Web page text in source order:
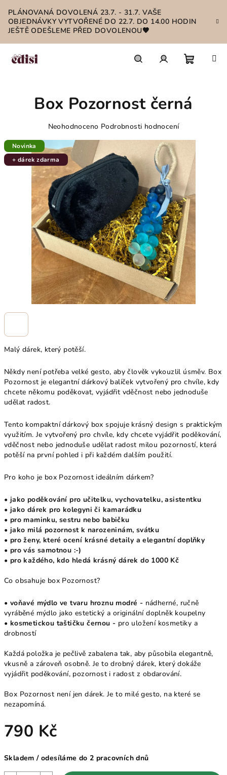
obsah
PLÁNOVANÁ DOVOLENÁ 23.7. - 31.7. VAŠE
OBJEDNÁVKY VYTVOŘENÉ DO 22.7. DO 14.00 HODIN
JEŠTĚ ODEŠLEME PŘED DOVOLENOU🤎
košík
Malý dárek, který potěší.
Někdy není potřeba velké gesto, aby člověk vykouzlil úsměv. Box
Pozornost je elegantní dárkový balíček vytvořený pro chvíle, kdy
chcete někomu poděkovat, vyjádřit vděčnost nebo jednoduše
udělat radost.
Tento kompaktní dárkový box spojuje krásný design s praktickým
využitím. Je vytvořený pro chvíle, kdy chcete vyjádřit poděkování,
vděčnost nebo jednoduše udělat radost milou pozorností, která
potěší na první pohled i při každém dalším použití.
Pro koho je box Pozornost ideálním dárkem?
• jako poděkování pro učitelku, vychovatelku, asistentku
• jako dárek pro kolegyni či kamarádku
• pro maminku, sestru nebo babičku
• jako milá pozornost k narozeninám, svátku
• pro ženy, které ocení krásné detaily a elegantní doplňky
• pro vás samotnou :-)
• pro každého, kdo hledá krásný dárek do 1000 Kč
Co obsahuje box Pozornost?
• voňavé mýdlo ve tvaru hroznu modré - nádherné, ručně
vyráběné mýdlo jako estetický a originální doplněk koupelny
• kosmetickou taštičku černou - pro uložení kosmetiky a
drobností
Každá položka je pečlivě zabalena tak, aby působila elegantně,
vkusně a zároveň osobně. Je to drobný dárek, který dokáže
vyjádřit poděkování, pozornost i radost z obdarování.
Box Pozornost není jen dárek. Je to milé gesto, na které se
nezapomíná.
790 Kč
cena:
Skladem / odesíláme do 2 pracovních dnů
Box Pozornost černá
Průměrné
produktu
je
0,0
z
5
hvězdiček.
Neohodnoceno Podrobnosti hodnocení
Novinka
+ dárek zdarma